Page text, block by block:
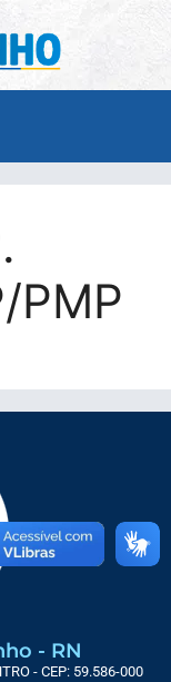
PMP
- RN
- CEP: 59.586-000